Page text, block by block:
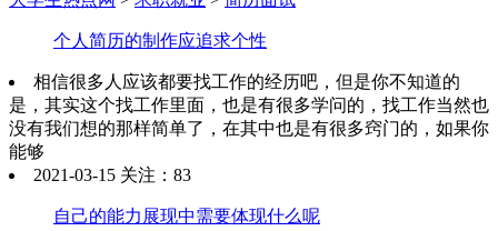
个人简历的制作应追求个性
相信很多人应该都要找工作的经历吧，但是你不知道的
是，其实这个找工作里面，也是有很多学问的，找工作当然也
没有我们想的那样简单了，在其中也是有很多窍门的，如果你
能够
2021-03-15 关注：83
自己的能力展现中需要体现什么呢